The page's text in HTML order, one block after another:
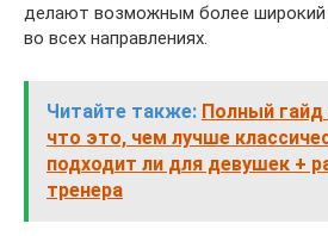
делают возможным более широкий
во всех направлениях.
Читайте также: Полный
что это, чем лучше
подходит ли для девушек +
тренера